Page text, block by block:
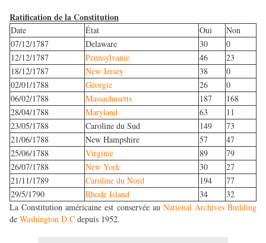
Ratification de la Constitution
Date État Oui
Non
07/12/1787
Delaware 30
0
12/12/1787
Pennsylvanie 46
23
18/12/1787
New Jersey 38
0
02/01/1788
Géorgie 26
0
06/02/1788
Massachusetts 187
168
28/04/1788
Maryland 63
11
23/05/1788
Caroline du Sud 149
73
21/06/1788
New Hampshire 57
47
25/06/1788
Virginie 89
79
26/07/1788
New York 30
27
21/11/1789
Caroline du Nord 194
77
29/5/1790
Rhode Island 34
32
La Constitution américaine est conservée au National Archives Building
de Washington D.C depuis 1952.